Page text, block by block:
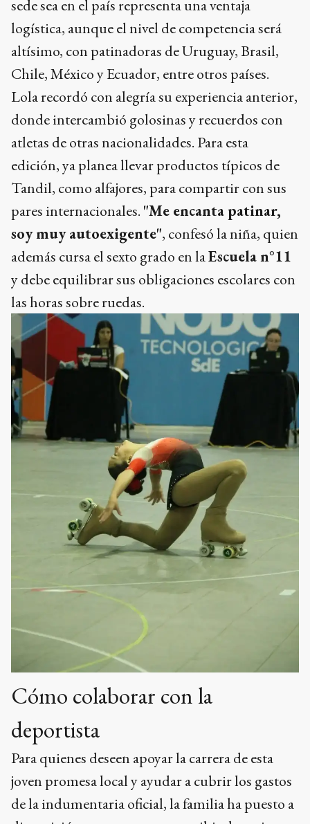
sede sea en el país representa una ventaja
logística, aunque el nivel de competencia será
altísimo, con patinadoras de Uruguay, Brasil,
Chile, México y Ecuador, entre otros países.
Lola recordó con alegría su experiencia anterior,
donde intercambió golosinas y recuerdos con
atletas de otras nacionalidades. Para esta
edición, ya planea llevar productos típicos de
Tandil, como alfajores, para compartir con sus
pares internacionales. "Me encanta patinar,
soy muy autoexigente", confesó la niña, quien
además cursa el sexto grado en laEscuela n°11
y debe equilibrar sus obligaciones escolares con
las horas sobre ruedas.
Cómo colaborar con la
deportista
Para quienes deseen apoyar la carrera de esta
joven promesa local y ayudar a cubrir los gastos
de la indumentaria oficial, la familia ha puesto a